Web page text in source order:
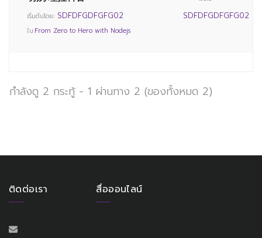
เริ่มต้นโดย: SDFDFGDFGFG02
ใน:From Zero to Hero with Nodejs
SDFDFGDFGFG02
กำลังดู 2 กระทู้ - 1 ผ่านทาง 2 (ของทั้งหมด 2)
ติดต่อเรา สื่อออนไลน์